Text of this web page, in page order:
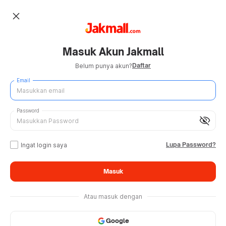
close
Masuk Akun Jakmall
Belum punya akun?Daftar
Email
visibility_off
Password
Ingat login saya Lupa Password?
Masuk
Atau masuk dengan
Google